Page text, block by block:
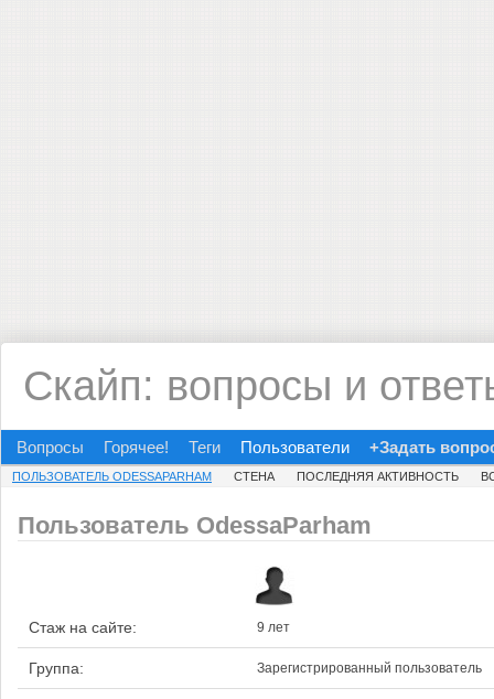
Скайп: вопросы и
Вопросы Горячее! Теги Пользователи +Задать
ПОЛЬЗОВАТЕЛЬ ODESSAPARHAM СТЕНА ПОСЛЕДНЯЯ АКТИВНОСТЬ
Пользователь OdessaParham
Стаж на сайте: 9 лет
Группа: Зарегистрированный пользователь